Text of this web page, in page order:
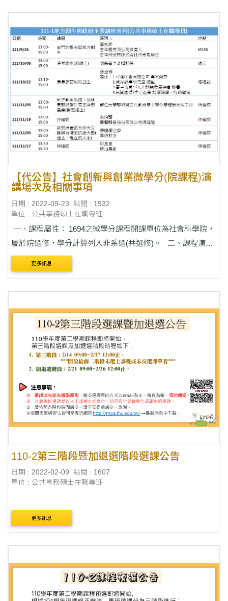
【代公告】社會創新與創業微學分(院課程)演
講場次及相關事項
日期 : 2022-09-23
點閱 : 1932
單位 : 公共事務碩士在職專班
一、課程屬性： 1694之微學分課程開課單位為社會科學院，
屬於院選修，學分計算列入非系選(共選修)。 二、課程演講
規劃 1.本門課由多場演講組成，沒有特定的上課時間，演講
時間與場次請每週至本專班官網....
更多訊息
110-2第三階段暨加退選階段選課公告
日期 : 2022-02-09
點閱 : 1607
單位 : 公共事務碩士在職專班
更多訊息